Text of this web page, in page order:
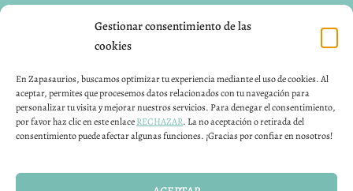
Gestionar consentimiento de las
cookies
En Zapasaurios, buscamos optimizar tu experiencia mediante el uso de cookies. Al
aceptar, permites que procesemos datos relacionados con tu navegación para
personalizar tu visita y mejorar nuestros servicios. Para denegar el consentimiento,
por favor haz clic en este enlaceRECHAZAR. La no aceptación o retirada del
consentimiento puede afectar algunas funciones. ¡Gracias por confiar en nosotros!
Instagram
Pinterest
CONTACTO
Puedes contactar con nosotros 24H a través de nuestro
email info@zapasaurios.com